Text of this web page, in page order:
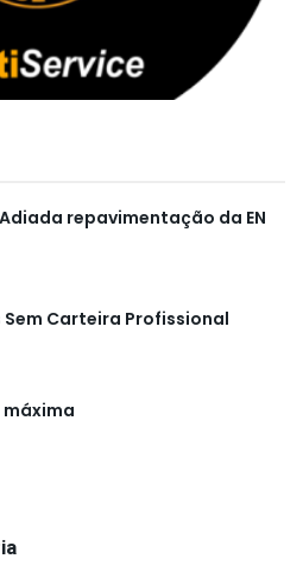
repavimentação da EN
Carteira Profissional